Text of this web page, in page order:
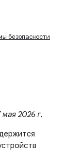
безопасности
2026 г.